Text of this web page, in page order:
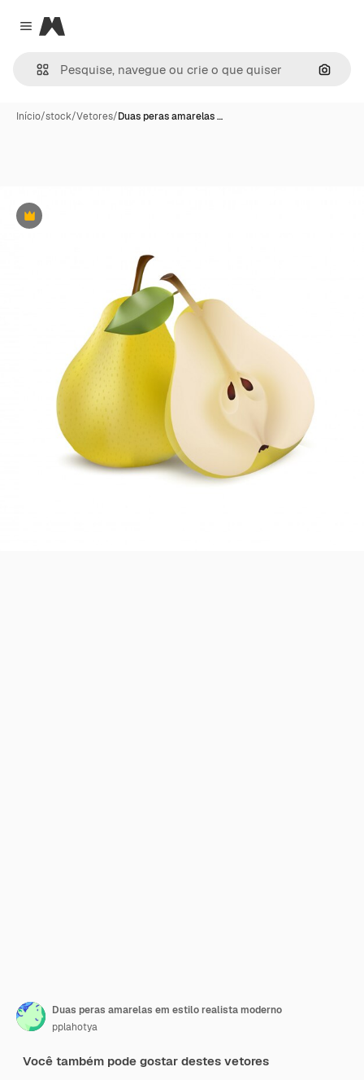
Close menu
Magnific
Início/stock/Vetores/Duas peras amarelas …
Premium
Duas peras amarelas em estilo realista moderno
pplahotya
Você também pode gostar destes vetores